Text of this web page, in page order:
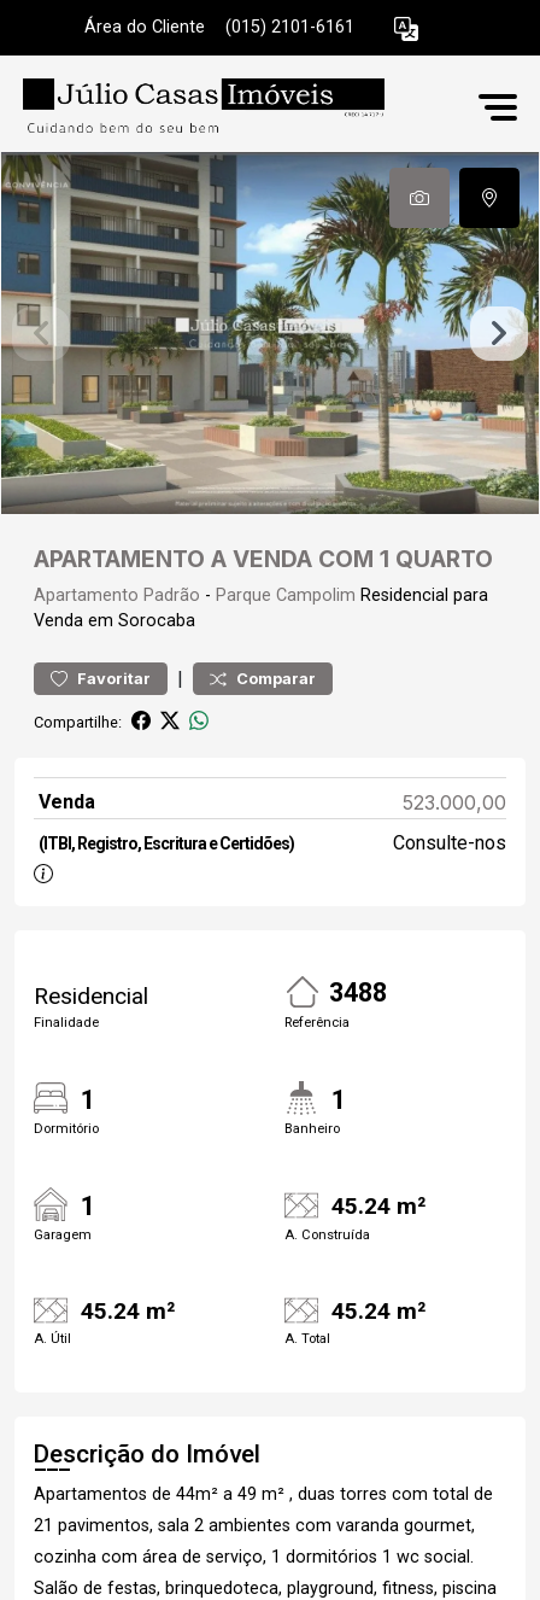
Área do Cliente (015) 2101-6161
APARTAMENTO A VENDA COM 1 QUARTO
Apartamento Padrão - Parque Campolim Residencial para
Venda em Sorocaba
Favoritar | Comparar
Compartilhe:
Venda 523.000,00
(ITBI, Registro, Escritura e Certidões) Consulte-nos
Residencial
Finalidade
3488
Referência
1
Dormitório
1
Banheiro
1
Garagem
45.24 m²
A. Construída
45.24 m²
A. Útil
45.24 m²
A. Total
Descrição do Imóvel
Apartamentos de 44m² a 49 m² , duas torres com total de
21 pavimentos, sala 2 ambientes com varanda gourmet,
cozinha com área de serviço, 1 dormitórios 1 wc social.
Salão de festas, brinquedoteca, playground, fitness, piscina